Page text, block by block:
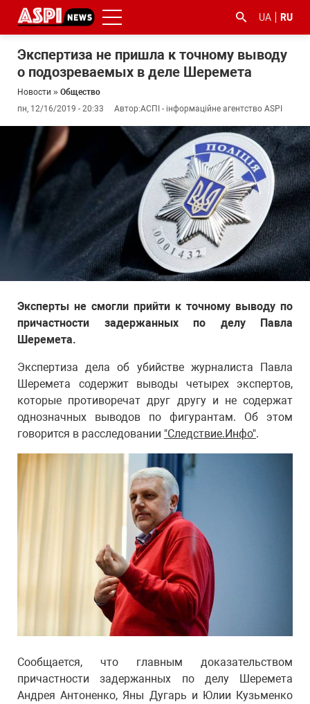
UA RU
Экспертиза не пришла к точному выводу
о подозреваемых в деле Шеремета
Новости » Общество
пн, 12/16/2019 - 20:33
Автор:АСПІ - інформаційне агентство ASPI
Эксперты не смогли прийти к точному выводу по
причастности задержанных по делу Павла
Шеремета.
Экспертиза дела об убийстве журналиста Павла
Шеремета содержит выводы четырех экспертов,
которые противоречат друг другу и не содержат
однозначных выводов по фигурантам. Об этом
говорится в расследовании "Следствие.Инфо".
Сообщается, что главным доказательством
причастности задержанных по делу Шеремета
Андрея Антоненко, Яны Дугарь и Юлии Кузьменко
#боротьба
з
корупцією
#Киев #коронавірус